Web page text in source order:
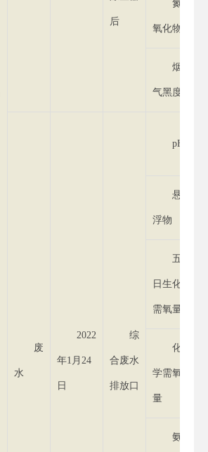
后
氮
氧化物
烟
气黑度
废
水
2022
年1月24
日
综
合废水
排放口
pH
悬
浮物
五
日生化
需氧量
化
学需氧
量
氨